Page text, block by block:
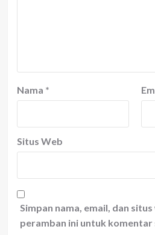
Nama *
Situs Web
Simpan nama, email, dan
peramban ini untuk